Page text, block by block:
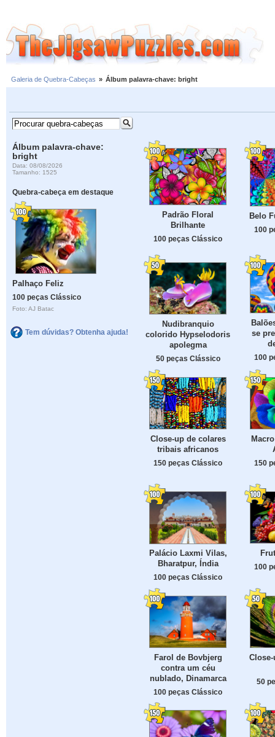
Galeria de Quebra-Cabeças » Álbum palavra-chave: bright
Álbum palavra-chave:
bright
Data: 08/08/2026
Tamanho: 1525
Quebra-cabeça em destaque
Palhaço Feliz
100 peças Clássico
Foto: AJ Batac
Tem dúvidas? Obtenha ajuda!
Padrão Floral
Brilhante
100 peças Clássico
Belo
100
Nudibranquio
colorido Hypselodoris
apolegma
50 peças Clássico
se
100
Close-up de colares
tribais africanos
150 peças Clássico 150
Palácio Laxmi Vilas,
Bharatpur, Índia
100 peças Clássico
100
Farol de Bovbjerg
contra um céu
nublado, Dinamarca
100 peças Clássico
50